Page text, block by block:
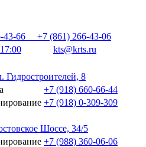
43-66
+7 (861) 266-43-06
kts@krts.ru
Гидростроителей, 8
+7 (918) 660-66-44
+7 (918) 0-309-309
Шоссе, 34/5
+7 (988) 360-06-06